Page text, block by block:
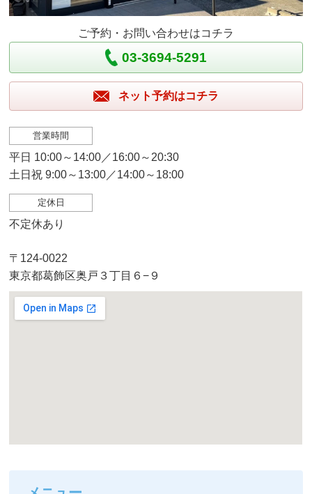
ご予約・お問い合わせはコチラ
03-3694-5291
ネット予約はコチラ
営業時間
平日 10:00～14:00／16:00～20:30
土日祝 9:00～13:00／14:00～18:00
定休日
不定休あり
〒124-0022
東京都葛飾区奥戸３丁目６−９